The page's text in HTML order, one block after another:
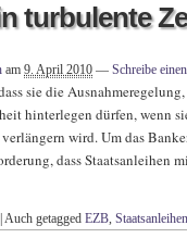
turbulente
am 9. April 2010 — Schreibe
sie die
hinterlegen dürfen, wenn
wird. Um das
dass Staatsanleihen
Auch getagged EZB, Staatsanleihen